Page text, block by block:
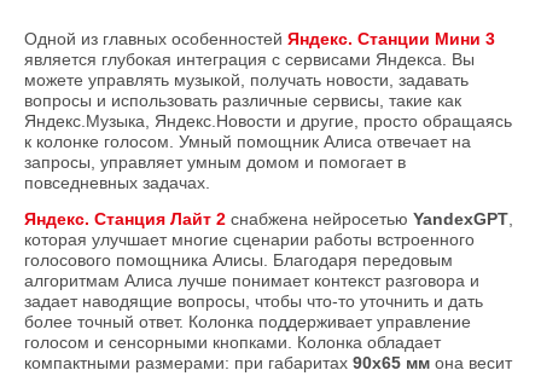
Одной из главных особенностей Яндекс. Станции Мини 3
является глубокая интеграция с сервисами Яндекса. Вы
можете управлять музыкой, получать новости, задавать
вопросы и использовать различные сервисы, такие как
Яндекс.Музыка, Яндекс.Новости и другие, просто обращаясь
к колонке голосом. Умный помощник Алиса отвечает на
запросы, управляет умным домом и помогает в
повседневных задачах.
Яндекс. Станция Лайт 2 снабжена нейросетью YandexGPT
которая улучшает многие сценарии работы встроенного
голосового помощника Алисы. Благодаря передовым
алгоритмам Алиса лучше понимает контекст разговора и
задает наводящие вопросы, чтобы что-то уточнить и дать
более точный ответ. Колонка поддерживает управление
голосом и сенсорными кнопками. Колонка обладает
компактными размерами: при габаритах 90x65 мм она весит